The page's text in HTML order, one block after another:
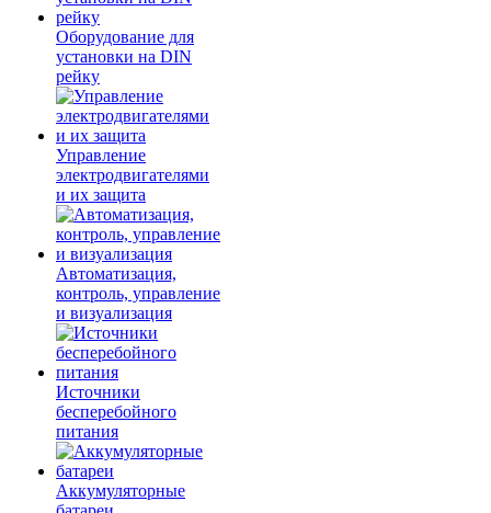
Оборудование для
установки на DIN
рейку
Управление
электродвигателями
и их защита
Автоматизация,
контроль, управление
и визуализация
Источники
бесперебойного
питания
Аккумуляторные